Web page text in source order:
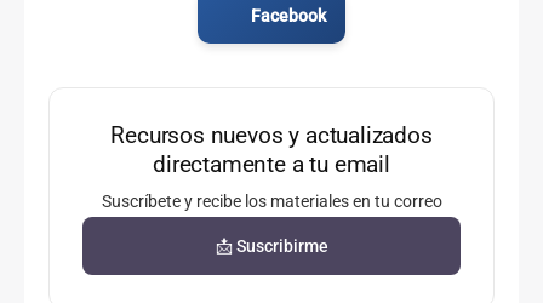
Facebook
Recursos nuevos y actualizados
directamente a tu email
Suscríbete y recibe los materiales en tu correo
📩 Suscribirme